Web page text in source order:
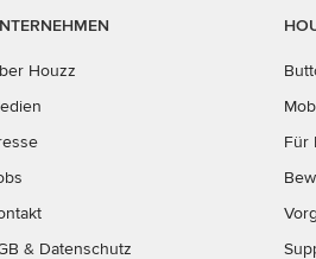
Houzz
& Datenschutz
Für